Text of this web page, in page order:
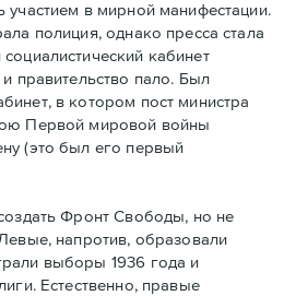
участием в мирной манифестации.
полиция, однако пресса стала
кабинет
правительство пало. Был
в котором пост министра
Первой мировой войны
(это был его первый
Фронт Свободы, но не
напротив, образовали
выборы 1936 года и
Естественно, правые